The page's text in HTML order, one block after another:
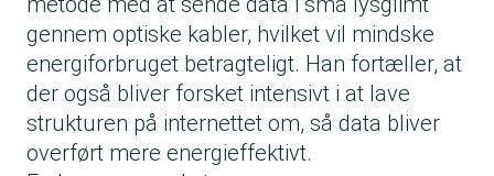
gennem optiske kabler, hvilket vil mindske
energiforbruget betragteligt. Han fortæller, at
der også bliver forsket intensivt i at lave
strukturen på internettet om, så data bliver
overført mere energieffektivt.